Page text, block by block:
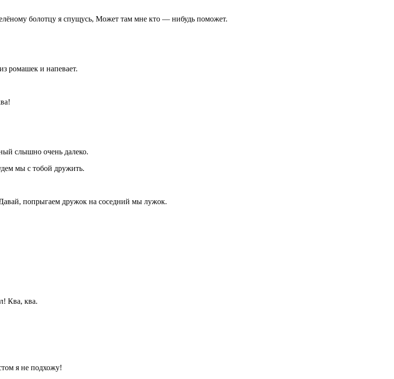
болотцу я спущусь, Может там мне кто — нибудь поможет.
ромашек и напевает.
слышно очень далеко.
мы с тобой дружить.
попрыгаем дружок на соседний мы лужок.
Ква, ква.
я не подхожу!